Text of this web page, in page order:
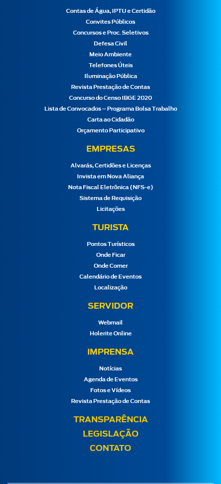
Contas de Água, IPTU e Certidão
Convites Públicos
Concursos e Proc. Seletivos
Defesa Civil
Meio Ambiente
Telefones Úteis
Iluminação Pública
Revista Prestação de Contas
Concurso do Censo IBGE 2020
Lista de Convocados – Programa Bolsa Trabalho
Carta ao Cidadão
Orçamento Participativo
EMPRESAS
Alvarás, Certidões e Licenças
Invista em Nova Aliança
Nota Fiscal Eletrônica (NFS-e)
Sistema de Requisição
Licitações
TURISTA
Pontos Turísticos
Onde Ficar
Onde Comer
Calendário de Eventos
Localização
SERVIDOR
Webmail
Holerite Online
IMPRENSA
Notícias
Agenda de Eventos
Fotos e Vídeos
Revista Prestação de Contas
TRANSPARÊNCIA
LEGISLAÇÃO
CONTATO